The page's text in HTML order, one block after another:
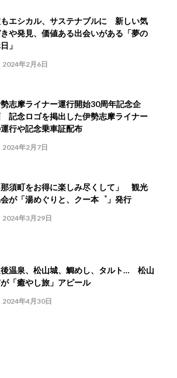
エシカル、サステナブルに 新しい気
や発見、価値ある出会いがある「夢の
」
2024年2月6日
志摩ライナー運行開始30周年記念企
記念ロゴを掲出した伊勢志摩ライナー
行や記念乗車証配布
2024年2月7日
那須町をお得に楽しみ尽くして」 観光
が「湯めぐりと、クー本゜」発行
2024年3月29日
温泉、松山城、鯛めし、タルト… 松山
「癒やし旅」アピール
2024年4月30日